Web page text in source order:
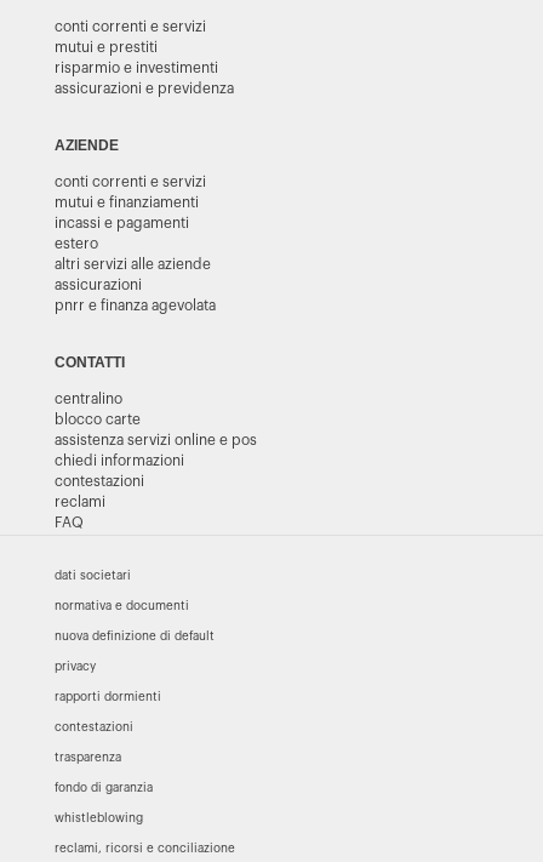
conti correnti e servizi
mutui e prestiti
risparmio e investimenti
assicurazioni e previdenza
AZIENDE
conti correnti e servizi
mutui e finanziamenti
incassi e pagamenti
estero
altri servizi alle aziende
assicurazioni
pnrr e finanza agevolata
CONTATTI
centralino
blocco carte
assistenza servizi online e pos
chiedi informazioni
contestazioni
reclami
FAQ
dati societari
normativa e documenti
nuova definizione di default
privacy
rapporti dormienti
contestazioni
trasparenza
fondo di garanzia
whistleblowing
reclami, ricorsi e conciliazione